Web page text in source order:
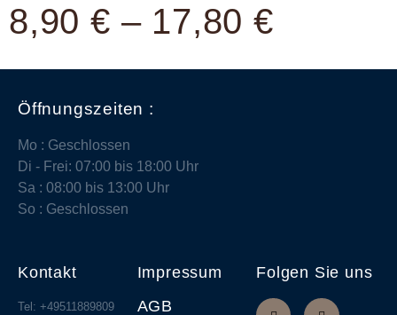
8,90 € – 17,80€
Öffnungszeiten :
Mo : Geschlossen
Di - Frei: 07:00 bis 18:00 Uhr
Sa : 08:00 bis 13:00 Uhr
So : Geschlossen
Kontakt
Tel: +49511889809
Impressum
AGB
Folgen Sie uns